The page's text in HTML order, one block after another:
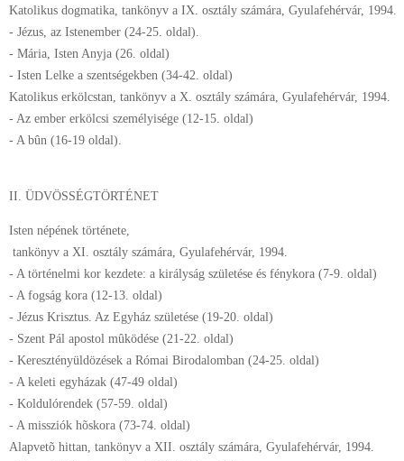
Katolikus dogmatika, tankönyv a IX. osztály számára, Gyulafehérvár, 1994.
- Jézus, az Istenember (24-25. oldal).
- Mária, Isten Anyja (26. oldal)
- Isten Lelke a szentségekben (34-42. oldal)
Katolikus erkölcstan, tankönyv a X. osztály számára, Gyulafehérvár, 1994.
- Az ember erkölcsi személyisége (12-15. oldal)
- A bûn (16-19 oldal).
II. ÜDVÖSSÉGTÖRTÉNET
Isten népének története,
tankönyv a XI. osztály számára, Gyulafehérvár, 1994.
- A történelmi kor kezdete: a királyság születése és fénykora (7-9. oldal)
- A fogság kora (12-13. oldal)
- Jézus Krisztus. Az Egyház születése (19-20. oldal)
- Szent Pál apostol mûködése (21-22. oldal)
- Keresztényüldözések a Római Birodalomban (24-25. oldal)
- A keleti egyházak (47-49 oldal)
- Koldulórendek (57-59. oldal)
- A missziók hõskora (73-74. oldal)
Alapvetõ hittan, tankönyv a XII. osztály számára, Gyulafehérvár, 1994.